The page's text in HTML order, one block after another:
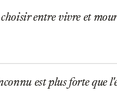
entre vivre et
est plus forte que